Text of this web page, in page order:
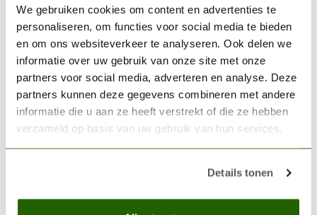
We gebruiken cookies om content en advertenties te
personaliseren, om functies voor social media te bieden
en om ons websiteverkeer te analyseren. Ook delen we
informatie over uw gebruik van onze site met onze
partners voor social media, adverteren en analyse. Deze
partners kunnen deze gegevens combineren met andere
informatie die u aan ze heeft verstrekt of die ze hebben
verzameld op basis van uw gebruik van hun services.
Details tonen
AK INTERACTIVE
AK interactive Snow
Sprinkles - Diorama Series -
100ml - AK8009
Out of stock
€9,95
VALLEJO
Vallejo Surface Primer
Desert Tan - 60ml - 73613
€7,33